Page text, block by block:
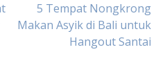
5 Tempat Nongkrong
Makan Asyik di Bali untuk
Hangout Santai